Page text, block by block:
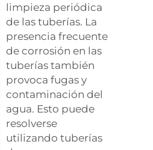
limpieza periódica
de las tuberías. La
presencia frecuente
de corrosión en las
tuberías también
provoca fugas y
contaminación del
agua. Esto puede
resolverse
utilizando tuberías